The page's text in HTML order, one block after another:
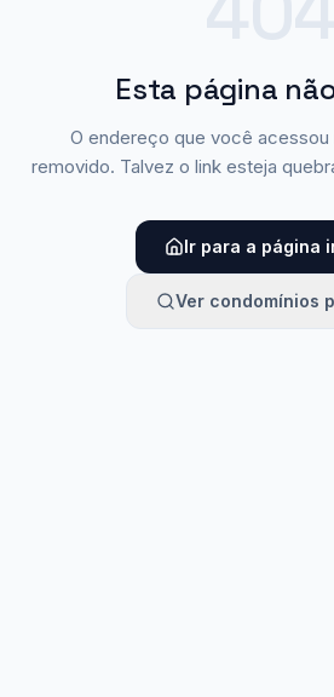
Esta página
O endereço que você
removido. Talvez o link esteja
Ir para a página
Ver condomínios